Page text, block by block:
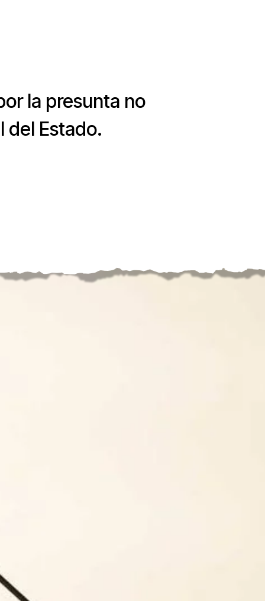
la presunta no
del Estado.